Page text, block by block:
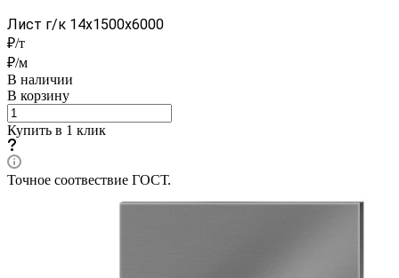
Лист г/к 14x1500x6000
₽/т
₽/м
В наличии
В корзину
Купить в 1 клик
Точное соотвествие ГОСТ.